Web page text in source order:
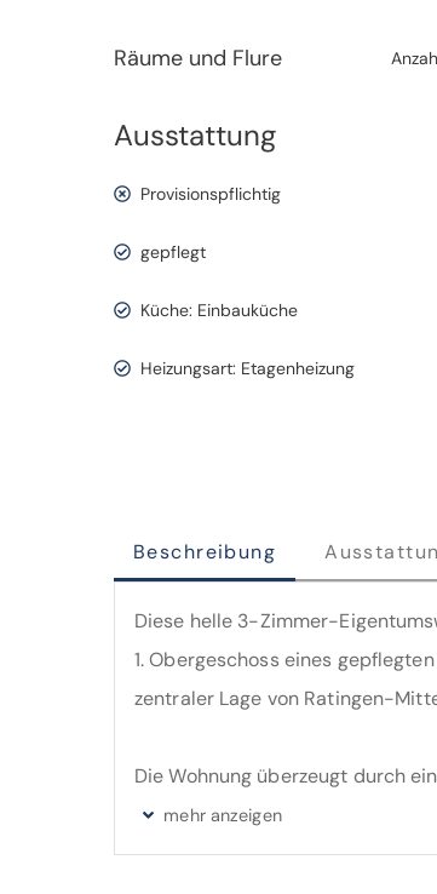
Räume und Flure
Ausstattung
Provisionspflichtig
gepflegt
Küche: Einbauküche
Heizungsart: Etagenheizung
Beschreibung
Diese helle 3-Zimmer-
1. Obergeschoss eines
zentraler Lage von Ratingen-
Die Wohnung überzeugt durch
funktionale, gut nutzbare
zentralen Flur erreichbar.